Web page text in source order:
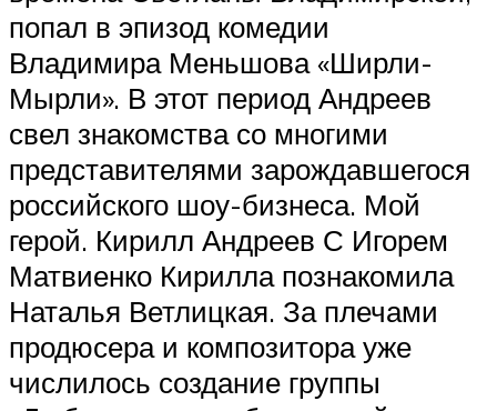
попал в эпизод комедии
Владимира Меньшова «Ширли-
Мырли». В этот период Андреев
свел знакомства со многими
представителями зарождавшегося
российского шоу-бизнеса. Мой
герой. Кирилл Андреев С Игорем
Матвиенко Кирилла познакомила
Наталья Ветлицкая. За плечами
продюсера и композитора уже
числилось создание группы